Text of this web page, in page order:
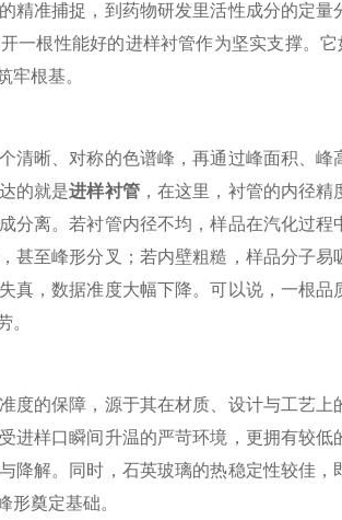
精准捕捉，到药物研发里活性成分的定
一根性能好的进样衬管作为坚实支撑。
牢根基。
晰、对称的色谱峰，再通过峰面积、峰
的就是进样衬管，在这里，衬管的内径精
分离。若衬管内径不均，样品在汽化过
甚至峰形分叉；若内壁粗糙，样品分子
真，数据准度大幅下降。可以说，一根品
。
的保障，源于其在材质、设计与工艺上
进样口瞬间升温的严苛环境，更拥有较
降解。同时，石英玻璃的热稳定性较佳，
形奠定基础。